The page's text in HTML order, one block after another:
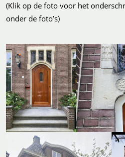
(Klik op de foto voor het
onder de foto’s)